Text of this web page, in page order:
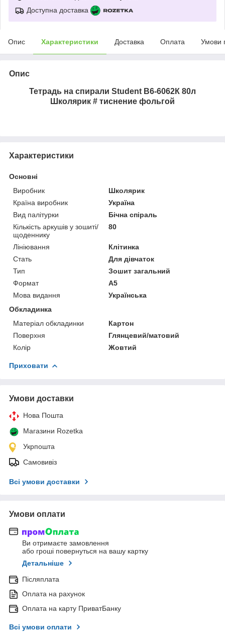
Доступна доставка
Опис Характеристики Доставка Оплата Умови
Опис
Тетрадь на спирали Student В6-6062К 80л
Школярик # тиснение фольгой
Характеристики
Основні
Виробник
Школярик
Країна виробник
Україна
Вид палітурки
Бічна спіраль
Кількість аркушів у зошиті/
щоденнику
80
Лініювання
Клітинка
Стать
Для дівчаток
Тип
Зошит загальний
Формат
A5
Мова видання
Українська
Обкладинка
Матеріал обкладинки
Картон
Поверхня
Глянцевий/матовий
Колір
Жовтий
Приховати
Умови доставки
Нова Пошта
Магазини Rozetka
Укрпошта
Самовивіз
Всі умови доставки
Умови оплати
Ви отримаєте замовлення
або гроші повернуться на вашу картку
Детальніше
Післяплата
Оплата на рахунок
Оплата на карту ПриватБанку
Всі умови оплати